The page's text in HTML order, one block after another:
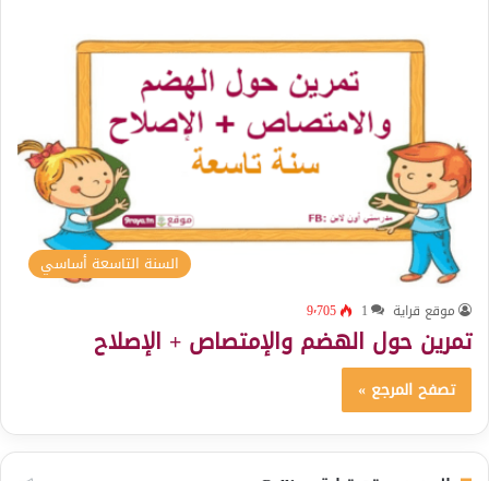
السنة التاسعة أساسي
موقع قراية 1 9٬705
تمرين حول الهضم والإمتصاص + الإصلاح
تصفح المرجع »